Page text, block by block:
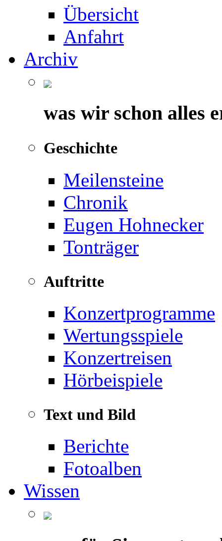
Übersicht
Anfahrt
Archiv
was wir schon alles
Geschichte
Meilensteine
Chronik
Eugen Hohnecker
Tonträger
Auftritte
Konzertprogramme
Wertungsspiele
Konzertreisen
Hörbeispiele
Text und Bild
Berichte
Fotoalben
Wissen